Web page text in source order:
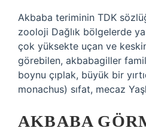
Akbaba teriminin TDK
zooloji Dağlık bölgelerde
çok yüksekte uçan ve
görebilen, akbabagiller
boynu çıplak, büyük bir
monachus) sıfat, mecaz
AKBABA